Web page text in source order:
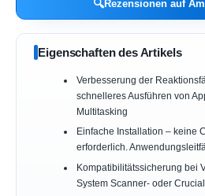
🔍Rezensionen auf
Eigenschaften des Artikels
Verbesserung der
schnelleres Ausführen von
Multitasking
Einfache Installation – keine
erforderlich.
Kompatibilitätssicherung bei
System Scanner- oder